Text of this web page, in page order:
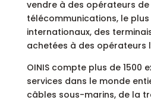
vendre à des opérateurs de
télécommunications, le
internationaux, des
achetées à des opérateurs
OINIS compte plus de 1500
services dans le monde
câbles sous-marins, de la